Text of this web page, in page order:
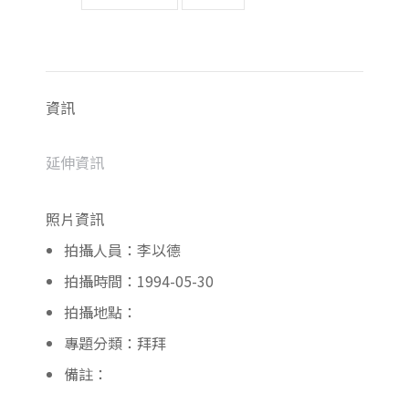
資訊
延伸資訊
照片資訊
拍攝人員：李以德
拍攝時間：1994-05-30
拍攝地點：
專題分類：拜拜
備註：